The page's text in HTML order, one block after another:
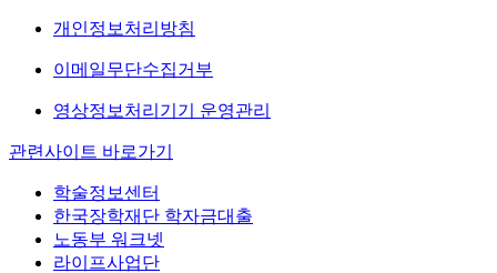
개인정보처리방침
이메일무단수집거부
영상정보처리기기 운영관리
관련사이트 바로가기
학술정보센터
한국장학재단 학자금대출
노동부 워크넷
라이프사업단